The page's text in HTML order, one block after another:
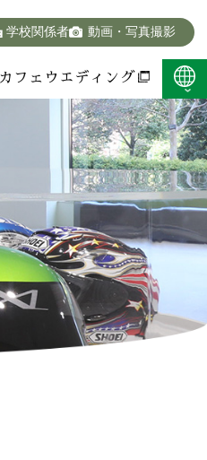
学校関係者 動画・写真撮影
フェ ウエディング